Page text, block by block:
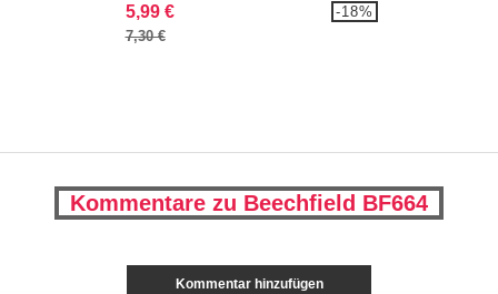
5,99 €
7,30 €
-18%
Kommentare zu Beechfield BF664
Kommentar hinzufügen